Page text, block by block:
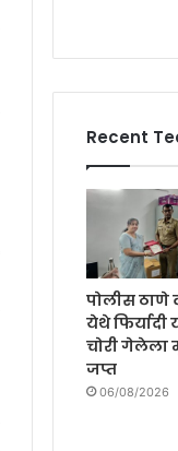
Recent
पोलीस ठाणे
येथे
चोरी गेलेला
जप्त
06/08/2026